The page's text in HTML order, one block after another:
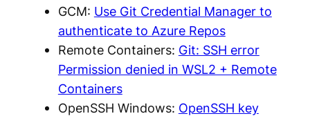
GCM: Use Git Credential Manager to
authenticate to Azure Repos
Remote Containers: Git: SSH error
Permission denied in WSL2 + Remote
Containers
OpenSSH Windows: OpenSSH key